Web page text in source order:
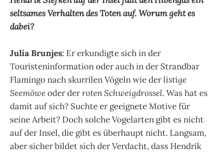
seltsames Verhalten des Toten auf. Worum geht es
dabei?
Julia Brunjes: Er erkundigte sich in der
Touristeninformation oder auch in der Strandbar
Flamingo nach skurrilen Vögeln wie derlistige
Seemöweoderderroten Schweigdrossel. Was hat es
damit auf sich? Suchte er geeignete Motive für
seine Arbeit? Doch solche Vogelarten gibt es nicht
auf der Insel, die gibt es überhaupt nicht. Langsam,
aber sicher bildet sich der Verdacht, dass Hendrik